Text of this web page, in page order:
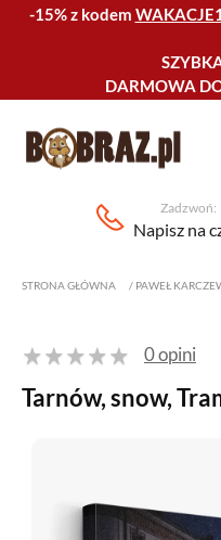
-15% z kodem
DARMOWA
Zadzwoń:
Napisz na
STRONA GŁÓWNA / PAWEŁ
0 opini
Tarnów, snow,